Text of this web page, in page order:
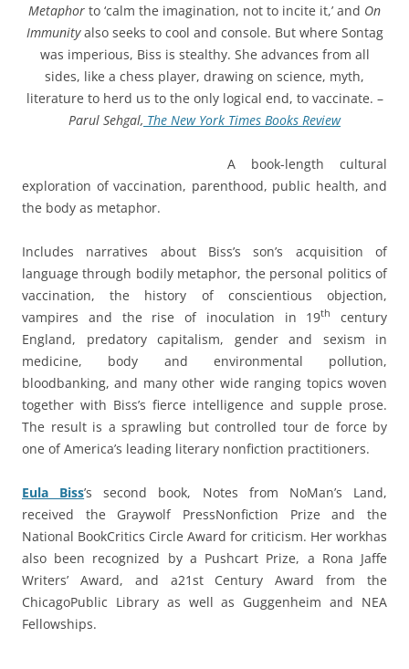
Metaphor to ‘calm the imagination, not to incite it,’ and On
Immunityalso seeks to cool and console. But where Sontag
was imperious, Biss is stealthy. She advances from all
sides, like a chess player, drawing on science, myth,
literature to herd us to the only logical end, to vaccinate. –
Parul Sehgal, The New York Times Books Review
A book-length cultural
exploration of vaccination, parenthood, public health, and
the body as metaphor.
Includes narratives about Biss’s son’s acquisition of
language through bodily metaphor, the personal politics of
vaccination, the history of conscientious objection,
vampires and the rise of inoculation in 19th
century
England, predatory capitalism, gender and sexism in
medicine, body and environmental pollution,
bloodbanking, and many other wide ranging topics woven
together with Biss’s fierce intelligence and supple prose.
The result is a sprawling but controlled tour de force by
one of America’s leading literary nonfiction practitioners.
Eula Biss’s second book, Notes from NoMan’s Land,
received the Graywolf PressNonfiction Prize and the
National BookCritics Circle Award for criticism. Her workhas
also been recognized by a Pushcart Prize, a Rona Jaffe
Writers’ Award, and a21st Century Award from the
ChicagoPublic Library as well as Guggenheim and NEA
Fellowships.